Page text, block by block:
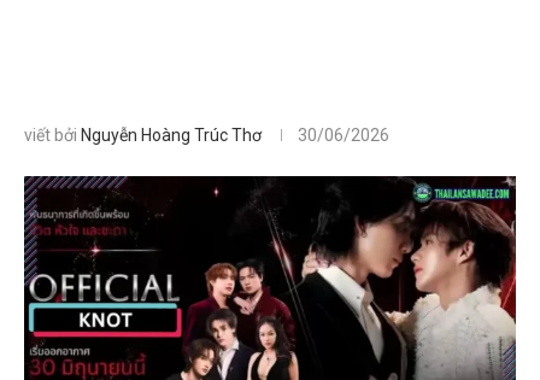
viết bởi Nguyễn Hoàng Trúc Thơ 30/06/2026